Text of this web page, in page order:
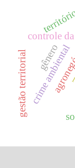
controle
crime ambiental
gênero
gestão territorial